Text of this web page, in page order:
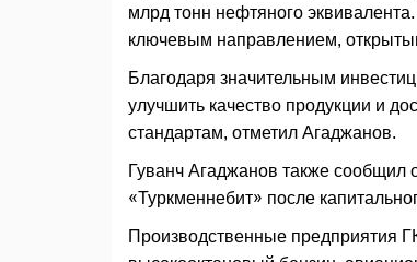
млрд тонн нефтяного
ключевым направлением,
Благодаря значительным
улучшить качество продукции и
стандартам, отметил Агаджанов.
Гуванч Агаджанов также сообщил
«Туркменнебит» после
Производственные предприятия